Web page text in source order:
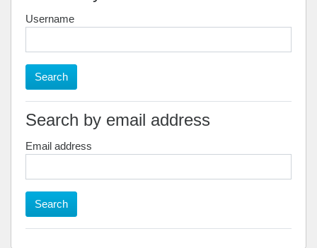
Username
Search by email address
Email address